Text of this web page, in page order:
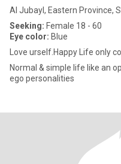
Al Jubayl, Eastern Province,
Seeking: Female 18 - 60
Eye color: Blue
Love urself.Happy Life only
Normal & simple life like an
ego personalities